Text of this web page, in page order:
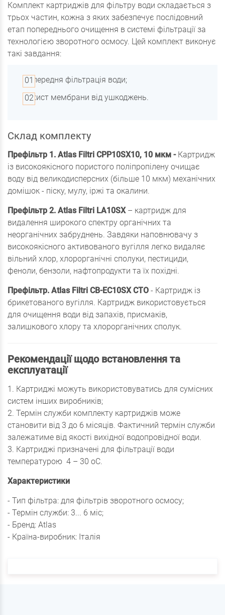
Комплект картриджів для фільтру води складається з
трьох частин, кожна з яких забезпечує послідовний
етап попереднього очищення в системі фільтрації за
технологією зворотного осмосу. Цей комплект виконує
такі завдання:
Попередня фільтрація води;
Захист мембрани від ушкоджень.
Склад комплекту
Префільтр 1. Atlas Filtri CPP10SX10, 10 мкм -Картридж
із високоякісного пористого поліпропілену очищає
воду від великодисперсних (більше 10 мкм) механічних
домішок - піску, мулу, іржі та окалини.
Префільтр 2. Atlas Filtri LA10SX– картридж для
видалення широкого спектру органічних та
неорганічних забруднень. Завдяки наповнювачу з
високоякісного активованого вугілля легко видаляє
вільний хлор, хлорорганічні сполуки, пестициди,
феноли, бензоли, нафтопродукти та їх похідні.
Префільтр. Atlas Filtri CB-EC10SX CTO - Картридж із
брикетованого вугілля. Картридж використовується
для очищення води від запахів, присмаків,
залишкового хлору та хлорорганічних сполук.
Рекомендації щодо встановлення та
експлуатації
1. Картриджі можуть використовуватись для сумісних
систем інших виробників;
2. Термін служби комплекту картриджів може
становити від 3 до 6 місяців. Фактичний термін служби
залежатиме від якості вихідної водопровідної води.
3. Картриджі призначені для фільтрації води
температурою 4 – 30 оС.
Характеристики
- Тип фільтра: для фільтрів зворотного осмосу;
- Термін служби: 3... 6 міс;
- Бренд: Atlas
- Країна-виробник: Італія